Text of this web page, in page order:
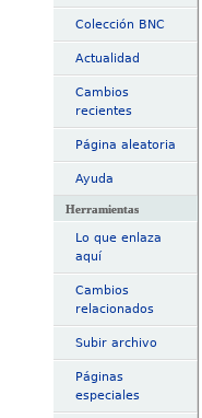
Colección BNC
Actualidad
Cambios
recientes
Página aleatoria
Ayuda
Herramientas
Lo que enlaza
aquí
Cambios
relacionados
Subir archivo
Páginas
especiales